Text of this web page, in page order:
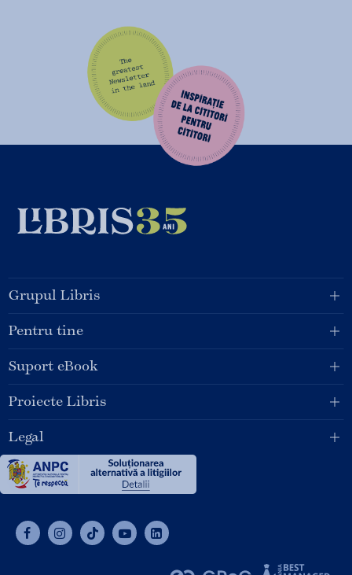
Grupul Libris
Pentru tine
Suport eBook
Proiecte Libris
Legal